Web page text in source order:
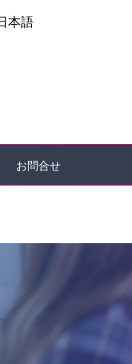
本語
お問合せ